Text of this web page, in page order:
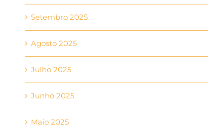
Setembro 2025
Agosto 2025
Julho 2025
Junho 2025
Maio 2025